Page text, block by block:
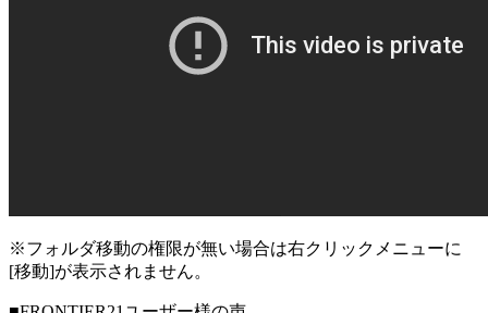
※フォルダ移動の権限が無い場合は右クリックメニューに
[移動]が表示されません。